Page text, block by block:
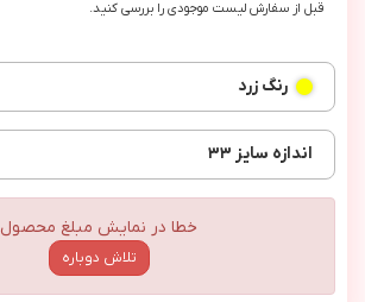
قبل از سفارش لیست موجودی را بررسی کنید.
رنگ زرد
اندازه سایز ۳۳
خطا در نمایش مبلغ محصول
تلاش دوباره